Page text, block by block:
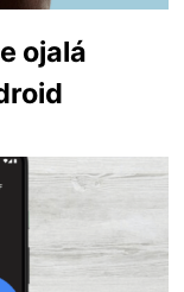
ojalá